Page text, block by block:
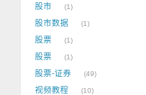
股市 1
股市数据 1
股票 1
股票 1
股票-证券 49
视频教程 10